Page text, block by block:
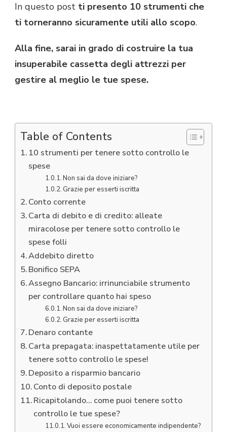
In questo post ti presento 10 strumenti che
ti torneranno sicuramente utili allo scopo.
Alla fine, sarai in grado di costruire la tua
insuperabile cassetta degli attrezzi per
gestire al meglio le tue spese.
Table of Contents
10 strumenti per tenere sotto controllo le
spese
Non sai da dove iniziare?
Grazie per esserti iscritta
Conto corrente
Carta di debito e di credito: alleate
miracolose per tenere sotto controllo le
spese folli
Addebito diretto
Bonifico SEPA
Assegno Bancario: irrinunciabile strumento
per controllare quanto hai speso
Non sai da dove iniziare?
Grazie per esserti iscritta
Denaro contante
Carta prepagata: inaspettatamente utile per
tenere sotto controllo le spese!
Deposito a risparmio bancario
Conto di deposito postale
Ricapitolando… come puoi tenere sotto
controllo le tue spese?
Vuoi essere economicamente indipendente?